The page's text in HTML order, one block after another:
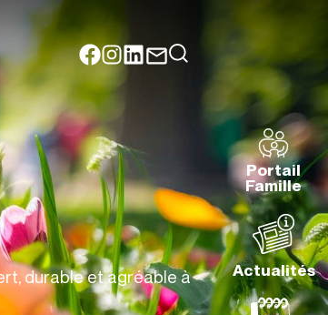
Portail
Famille
Actualités
durable et agréable à